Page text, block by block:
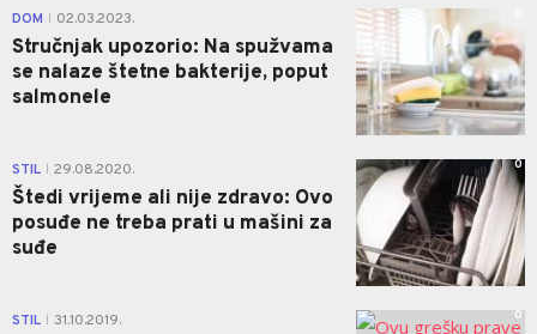
DOM 02.03.2023.
Stručnjak upozorio: Na spužvama
se nalaze štetne bakterije, poput
salmonele
STIL 29.08.2020.
Štedi vrijeme ali nije zdravo: Ovo
posuđe ne treba prati u mašini za
suđe
0
STIL 31.10.2019. 0